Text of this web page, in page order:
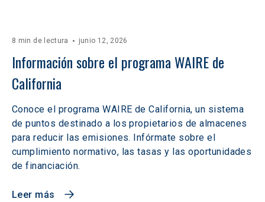
8 min de lectura junio 12, 2026
Información sobre el programa WAIRE de
California
Conoce el programa WAIRE de California, un sistema
de puntos destinado a los propietarios de almacenes
para reducir las emisiones. Infórmate sobre el
cumplimiento normativo, las tasas y las oportunidades
de financiación.
Leer más